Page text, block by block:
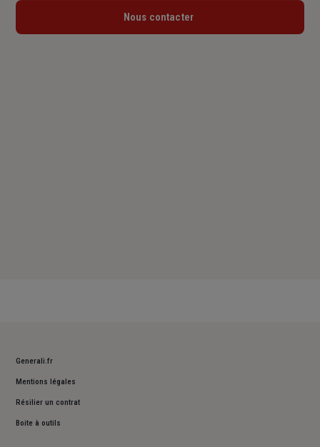
Lundi : 09h – 12h30 / 13h30 – 17h30
Nous contacter
Generali.fr
Mentions légales
Résilier un contrat
Boite à outils